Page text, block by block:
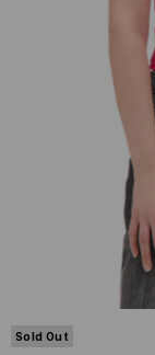
Sold Out